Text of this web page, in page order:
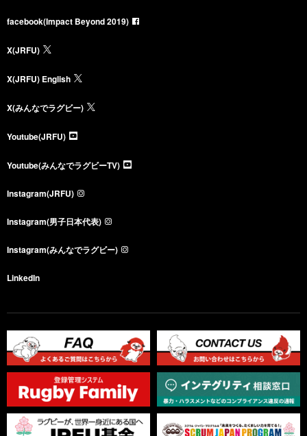
facebook(Impact Beyond 2019)
X(JRFU)
X(JRFU) English
X(みんなでラグビー)
Youtube(JRFU)
Youtube(みんなでラグビーTV)
Instagram(JRFU)
Instagram(男子日本代表)
Instagram(みんなでラグビー)
LinkedIn